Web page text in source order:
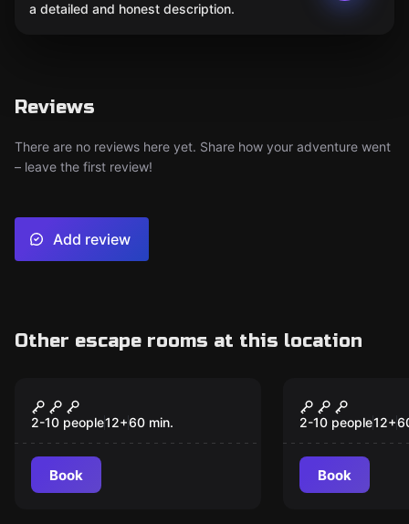
a detailed and honest description.
Reviews
There are no reviews here yet. Share how your adventure went
– leave the first review!
Add review
Other escape rooms at this location
Затерянный мир
2-10 people12+60 min.
Book
2-10 people12+
Book